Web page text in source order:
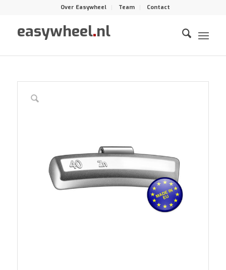
Over Easywheel Team Contact
easywheel.nl